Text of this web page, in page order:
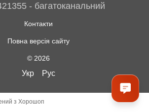
- багатоканальний
Контакти
Повна версія сайту
© 2026
Укр Рус
з Хорошоп